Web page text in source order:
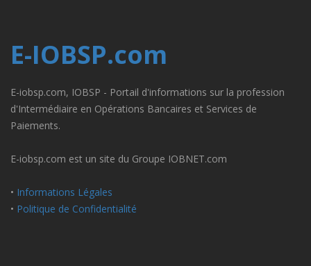
E-IOBSP.com
E-iobsp.com, IOBSP - Portail d'informations sur la profession
d'Intermédiaire en Opérations Bancaires et Services de
Paiements.
E-iobsp.com est un site du Groupe IOBNET.com
• Informations Légales
• Politique de Confidentialité